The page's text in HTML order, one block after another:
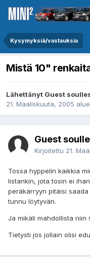
Kysymyksiä/vastauksia
Mistä 10"
Lähettänyt Guest
21. Maaliskuuta, 2005
Guest
Kirjoitettu 21.
Tossa hyppelin kaikkia
listankin, jota tosin ei
peräkärryyn pitäisi
tunnu löytyvän.
Ja mikäli mahdollista niin
Tietysti jos jollain olisi